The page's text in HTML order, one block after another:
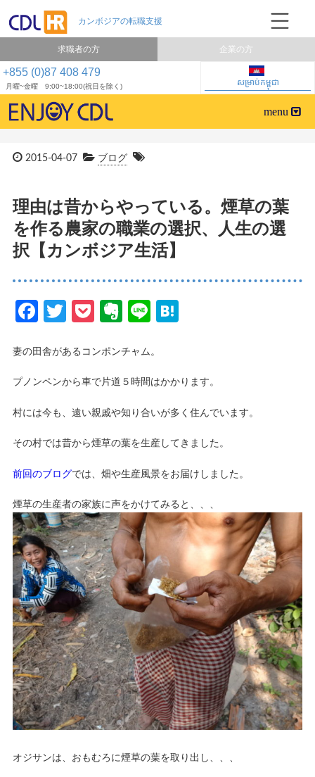
+855 (0)87 408 479
月曜~金曜 9:00~18:00(祝日を除く) សម្រាប់កម្ពុជា
求職者の方 企業の方
2015-04-07 ブログ
理由は昔からやっている。煙草の葉
を作る農家の職業の選択、人生の選
択【カンボジア生活】
Facebook
Twitter
PocketEvernote
Line
妻の田舎があるコンポンチャム。
プノンペンから車で片道５時間はかかります。
村には今も、遠い親戚や知り合いが多く住んでいます。
その村では昔から煙草の葉を生産してきました。
前回のブログでは、畑や生産風景をお届けしました。
煙草の生産者の家族に声をかけてみると、、、
オジサンは、おもむろに煙草の葉を取り出し、、、